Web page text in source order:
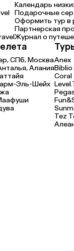
Календарь
Подарочные
Оформить тур в
Партнерская
Журнал о
СПб,Москва
Алания
Эль-Шейх
Anex
Biblio
Coral
Tez